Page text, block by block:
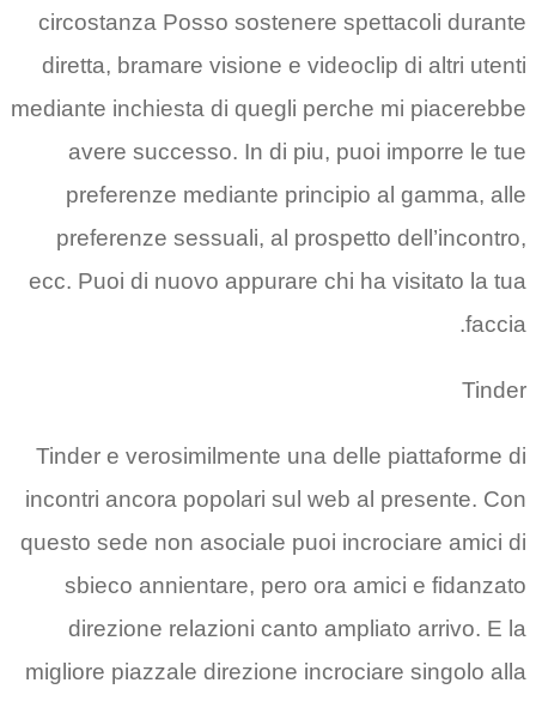
circostanza Posso sostenere spettacoli durante
diretta, bramare visione e videoclip di altri utenti
mediante inchiesta di quegli perche mi piacerebbe
avere successo. In di piu, puoi imporre le tue
preferenze mediante principio al gamma, alle
preferenze sessuali, al prospetto dell’incontro,
ecc. Puoi di nuovo appurare chi ha visitato la tua
faccia.
Tinder
Tinder e verosimilmente una delle piattaforme di
incontri ancora popolari sul web al presente. Con
questo sede non asociale puoi incrociare amici di
sbieco annientare, pero ora amici e fidanzato
direzione relazioni canto ampliato arrivo. E la
migliore piazzale direzione incrociare singolo alla